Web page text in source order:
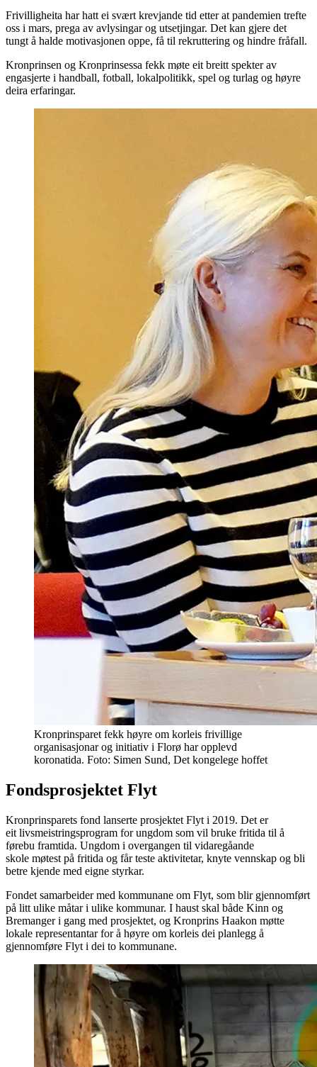
Frivilligheita har hatt ei svært krevjande tid etter at pandemien trefte
oss i mars, prega av avlysingar og utsetjingar. Det kan gjere det
tungt å halde motivasjonen oppe, få til rekruttering og hindre fråfall.
Kronprinsen og Kronprinsessa fekk møte eit breitt spekter av
engasjerte i handball, fotball, lokalpolitikk, spel og turlag og høyre
deira erfaringar.
Kronprinsparet fekk høyre om korleis frivillige
organisasjonar og initiativ i Florø har opplevd
koronatida. Foto: Simen Sund, Det kongelege hoffet
Fondsprosjektet Flyt
Kronprinsparets fond lanserte prosjektet Flyt i 2019. Det er
eit livsmeistringsprogram for ungdom som vil bruke fritida til å
førebu framtida. Ungdom i overgangen til vidaregåande
skole møtest på fritida og får teste aktivitetar, knyte vennskap og bli
betre kjende med eigne styrkar.
Fondet samarbeider med kommunane om Flyt, som blir gjennomført
på litt ulike måtar i ulike kommunar. I haust skal både Kinn og
Bremanger i gang med prosjektet, og Kronprins Haakon møtte
lokale representantar for å høyre om korleis dei planlegg å
gjennomføre Flyt i dei to kommunane.